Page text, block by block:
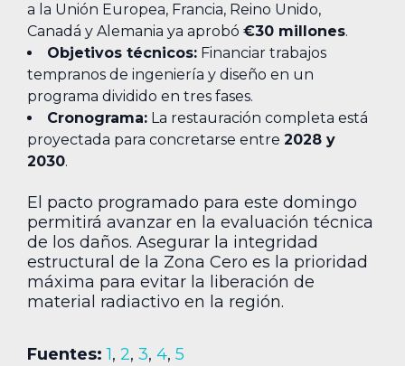
a la Unión Europea, Francia, Reino Unido,
Canadá y Alemania ya aprobó €30 millones.
Objetivos técnicos: Financiar trabajos
tempranos de ingeniería y diseño en un
programa dividido en tres fases.
Cronograma: La restauración completa está
proyectada para concretarse entre 2028 y
2030.
El pacto programado para este domingo
permitirá avanzar en la evaluación técnica
de los daños. Asegurar la integridad
estructural de la Zona Cero es la prioridad
máxima para evitar la liberación de
material radiactivo en la región.
Fuentes: 1, 2, 3, 4, 5